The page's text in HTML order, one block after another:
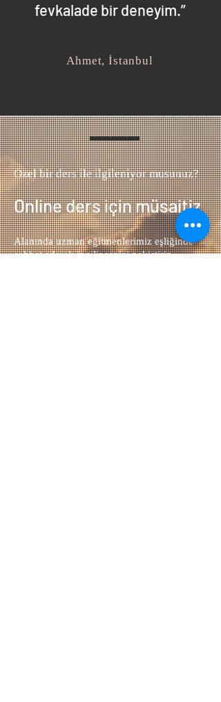
fevkalade bir deneyim.”
Ahmet, İstanbul
Özel bir ders ile ilgileniyor musunuz?
Online ders için müsaitiz
Alanında uzman eğitmenlerimiz eşliğinde
sohbet ederek ingilizcenizi pekiştirin.